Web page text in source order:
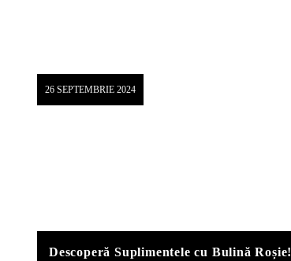
26 SEPTEMBRIE 2024
Descoperă Suplimentele cu Bulină Roșie!